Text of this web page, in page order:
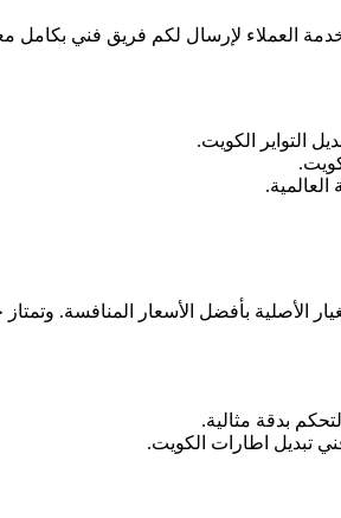
العملاء لإرسال لكم فريق فني بكامل
التواير الكويت.
بأفضل الأسعار المنافسة. وتمتاز
بدقة مثالية.
تبديل اطارات الكويت.